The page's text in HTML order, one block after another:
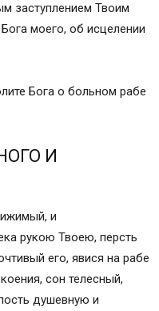
заступлением Твоим
моего, об исцелении
Бога о больном рабе
И
и
рукою Твоею, персть
его, явися на рабе
сон телесный,
душевную и